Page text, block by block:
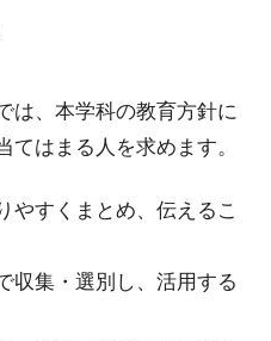
は、本学科の教育方針に
はまる人を求めます。
やすくまとめ、伝えるこ
収集・選別し、活用する